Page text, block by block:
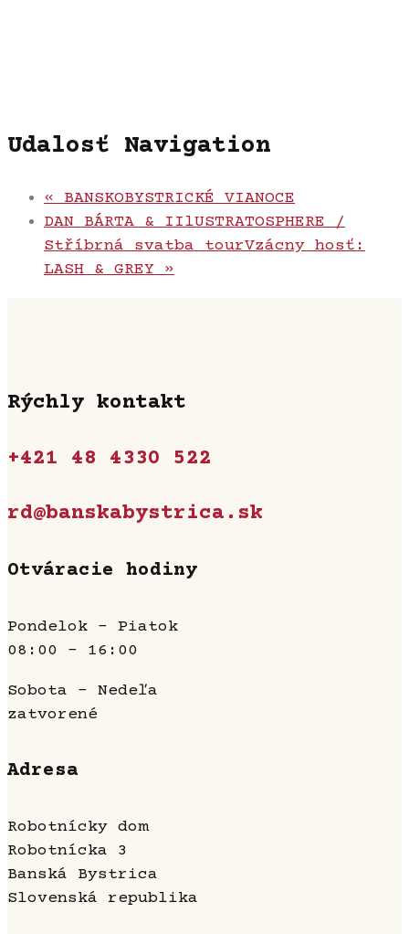
Udalosť Navigation
« BANSKOBYSTRICKÉ VIANOCE
DAN BÁRTA & IIlUSTRATOSPHERE /
Stříbrná svatba tourVzácny hosť:
LASH & GREY »
Rýchly kontakt
+421 48 4330 522
rd@banskabystrica.sk
Otváracie hodiny
Pondelok - Piatok
08:00 - 16:00
Sobota - Nedeľa
zatvorené
Adresa
Robotnícky dom
Robotnícka 3
Banská Bystrica
Slovenská republika